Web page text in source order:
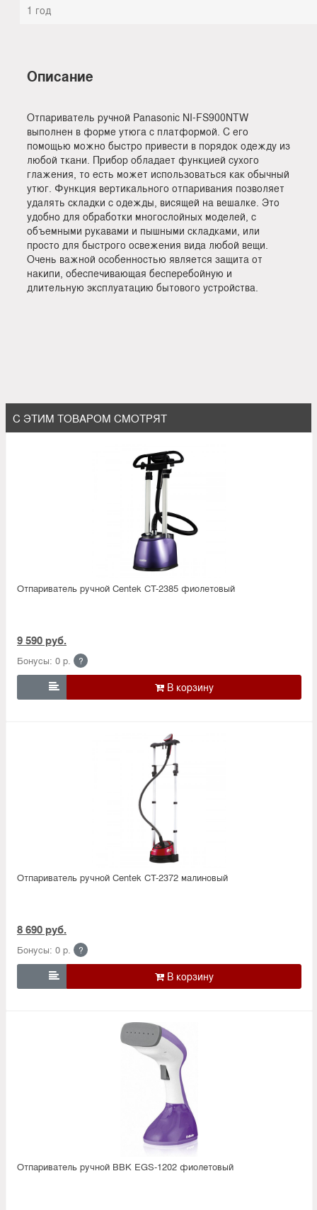
1 год
Описание
Отпариватель ручной Panasonic NI-FS900NTW
выполнен в форме утюга с платформой. С его
помощью можно быстро привести в порядок одежду из
любой ткани. Прибор обладает функцией сухого
глажения, то есть может использоваться как обычный
утюг. Функция вертикального отпаривания позволяет
удалять складки с одежды, висящей на вешалке. Это
удобно для обработки многослойных моделей, с
объемными рукавами и пышными складками, или
просто для быстрого освежения вида любой вещи.
Очень важной особенностью является защита от
накипи, обеспечивающая бесперебойную и
длительную эксплуатацию бытового устройства.
С ЭТИМ ТОВАРОМ СМОТРЯТ
Отпариватель ручной Centek CT-2385 фиолетовый
9 590 руб.
Бонусы: 0 р. ?

Отпариватель ручной Centek CT-2372 малиновый
8 690 руб.
Бонусы: 0 р. ?

Отпариватель ручной BBK EGS-1202 фиолетовый